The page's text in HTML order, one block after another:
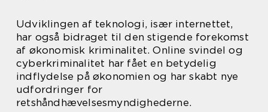
Udviklingen af teknologi, især internettet,
har også bidraget til den stigende forekomst
af økonomisk kriminalitet. Online svindel og
cyberkriminalitet har fået en betydelig
indflydelse på økonomien og har skabt nye
udfordringer for
retshåndhævelsesmyndighederne.